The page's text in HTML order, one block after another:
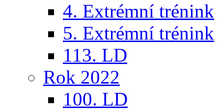
4. Extrémní trénink
5. Extrémní trénink
113. LD
Rok 2022
100. LD